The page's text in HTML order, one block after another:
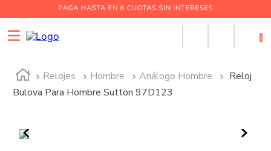
0
Relojes Hombre Análogo Hombre
Reloj
Bulova Para Hombre Sutton 97D123